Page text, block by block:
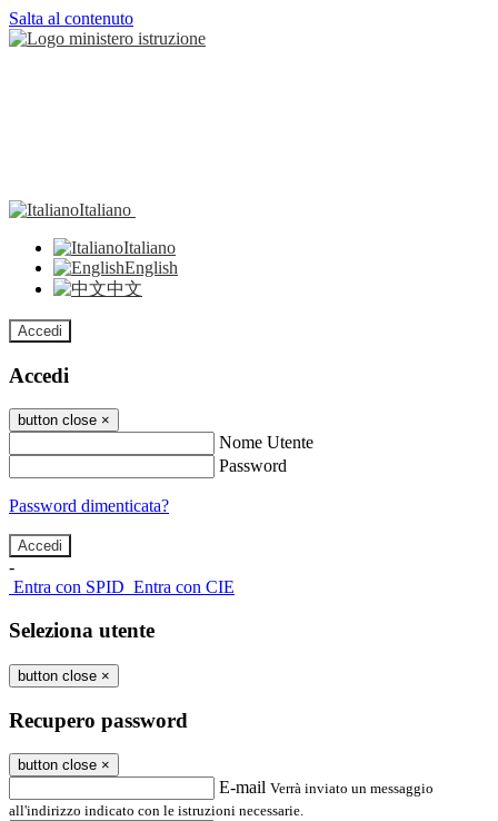
Salta al contenuto
Italiano
Italiano
English
中文
Accedi
Accedi
button close ×
Nome Utente
Password
Password dimenticata?
-
Entra con SPID Entra con CIE
Seleziona utente
button close ×
Recupero password
button close ×
E-mail Verrà inviato un messaggio
all'indirizzo indicato con le istruzioni necessarie.